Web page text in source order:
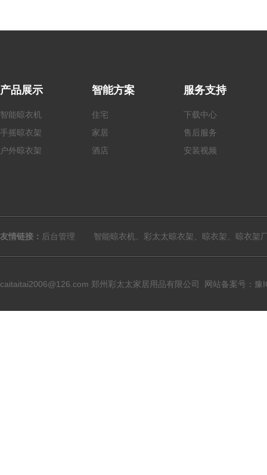
产品展示
智能晾衣机
手摇晾衣架
户外晾衣架
智能方案
住宅
家居
酒店
服务支持
下载中心
售后服务
安装视频
友情链接： 后台管理 智能晾衣机、彩太太晾衣架、晾衣架、晾衣架
caitaitai2006@126.com 郑州彩太太家居用品有限公司 网站备案号：豫